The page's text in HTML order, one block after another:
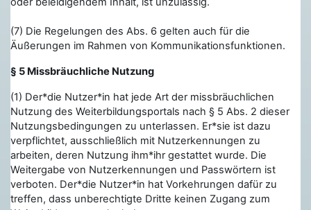
(7) Die Regelungen des Abs. 6 gelten auch für die
Äußerungen im Rahmen von Kommunikationsfunktionen.
§ 5 Missbräuchliche Nutzung
(1) Der*die Nutzer*in hat jede Art der missbräuchlichen
Nutzung des Weiterbildungsportals nach § 5 Abs. 2 dieser
Nutzungsbedingungen zu unterlassen. Er*sie ist dazu
verpflichtet, ausschließlich mit Nutzerkennungen zu
arbeiten, deren Nutzung ihm*ihr gestattet wurde. Die
Weitergabe von Nutzerkennungen und Passwörtern ist
verboten. Der*die Nutzer*in hat Vorkehrungen dafür zu
treffen, dass unberechtigte Dritte keinen Zugang zum